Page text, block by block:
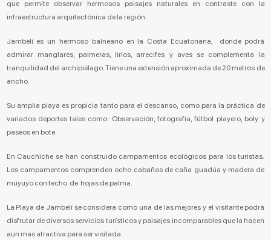
que permite observar hermosos paisajes naturales en contraste con la
infraestructura arquitectónica de la región.
Jambelí es un hermoso balneario en la Costa Ecuatoriana, donde podrá
admirar manglares, palmeras, lirios, arrecifes y aves se complementa la
tranquilidad del archipiélago. Tiene una extensión aproximada de 20 metros de
ancho.
Su amplia playa es propicia tanto para el descanso, como para la práctica de
variados deportes tales como: Observación, fotografía, fútbol playero, boly y
paseos en bote.
En Cauchiche se han construido campamentos ecológicos para los turistas.
Los campamentos comprenden ocho cabañas de caña guadúa y madera de
muyuyo con techo de hojas de palma.
La Playa de Jambelí se considera como una de las mejores y el visitante podrá
disfrutar de diversos servicios turísticos y paisajes incomparables que la hacen
aun mas atractiva para ser visitada .